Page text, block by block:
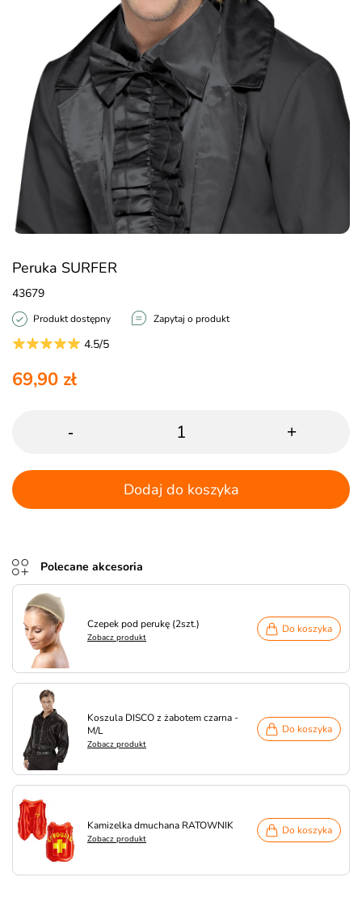
Peruka SURFER
43679
Produkt dostępny Zapytaj o produkt
4.5/5
69,90 zł
- +
Dodaj do koszyka
Polecane akcesoria
Czepek pod perukę (2szt.)
Zobacz produkt
Do koszyka
Koszula DISCO z żabotem czarna -
M/L
Zobacz produkt
Do koszyka
Kamizelka dmuchana RATOWNIK
Zobacz produkt
Do koszyka